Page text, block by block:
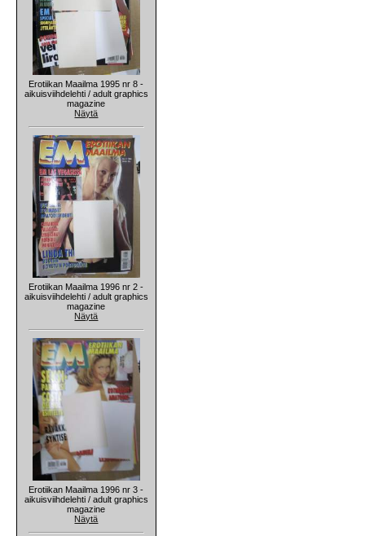
Erotiikan Maailma 1995 nr 8 -
aikuisviihdelehti / adult graphics
magazine
Näytä
Erotiikan Maailma 1996 nr 2 -
aikuisviihdelehti / adult graphics
magazine
Näytä
Erotiikan Maailma 1996 nr 3 -
aikuisviihdelehti / adult graphics
magazine
Näytä